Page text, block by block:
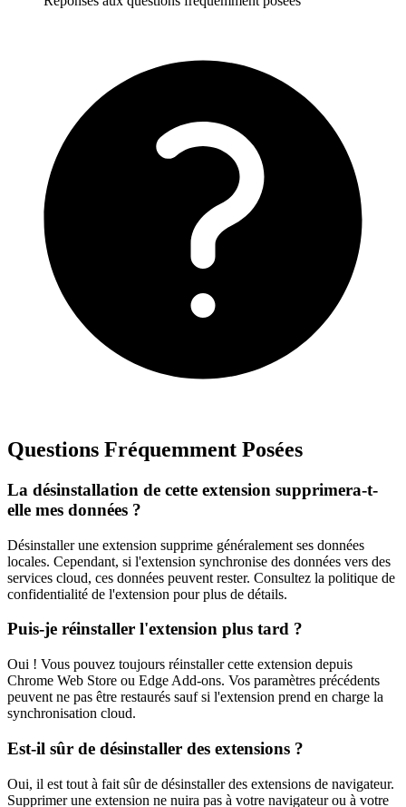
Questions Fréquemment Posées
La désinstallation de cette extension supprimera-t-
elle mes données ?
Désinstaller une extension supprime généralement ses données
locales. Cependant, si l'extension synchronise des données vers des
services cloud, ces données peuvent rester. Consultez la politique de
confidentialité de l'extension pour plus de détails.
Puis-je réinstaller l'extension plus tard ?
Oui ! Vous pouvez toujours réinstaller cette extension depuis
Chrome Web Store ou Edge Add-ons. Vos paramètres précédents
peuvent ne pas être restaurés sauf si l'extension prend en charge la
synchronisation cloud.
Est-il sûr de désinstaller des extensions ?
Oui, il est tout à fait sûr de désinstaller des extensions de navigateur.
Supprimer une extension ne nuira pas à votre navigateur ou à votre